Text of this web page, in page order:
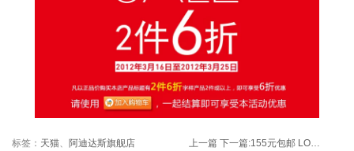
标签： 天猫 阿迪达斯旗舰店 上一篇 下一篇: